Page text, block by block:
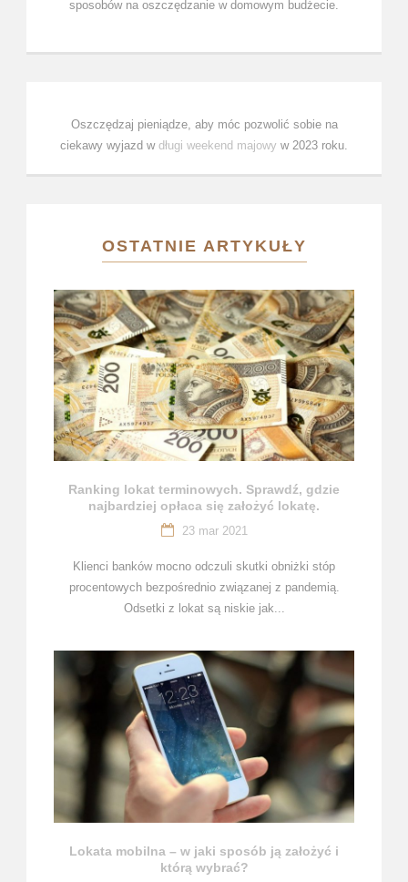
sposobów na oszczędzanie w domowym budżecie.
Oszczędzaj pieniądze, aby móc pozwolić sobie na
ciekawy wyjazd w długi weekend majowy w 2023 roku.
OSTATNIE ARTYKUŁY
Ranking lokat terminowych. Sprawdź, gdzie
najbardziej opłaca się założyć lokatę.
23 mar 2021
Klienci banków mocno odczuli skutki obniżki stóp
procentowych bezpośrednio związanej z pandemią.
Odsetki z lokat są niskie jak...
Lokata mobilna – w jaki sposób ją założyć i
którą wybrać?